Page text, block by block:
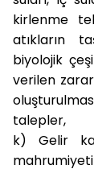
kirlenme
atıkların
biyolojik
verilen
talepler,
k) Gelir